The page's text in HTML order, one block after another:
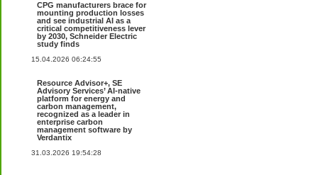
CPG manufacturers brace for
mounting production losses
and see industrial AI as a
critical competitiveness lever
by 2030, Schneider Electric
study finds
15.04.2026 06:24:55
Resource Advisor+, SE
Advisory Services’ AI-native
platform for energy and
carbon management,
recognized as a leader in
enterprise carbon
management software by
Verdantix
31.03.2026 19:54:28